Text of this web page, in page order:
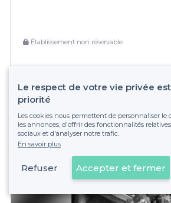
Établissement non réservable
Voir sur la carte
Le respect de votre vie privée
priorité
Les cookies nous permettent de personnaliser le
les annonces, d'offrir des fonctionnalités
sociaux et d'analyser notre trafic.
En savoir plus
Refuser Accepter et fermer